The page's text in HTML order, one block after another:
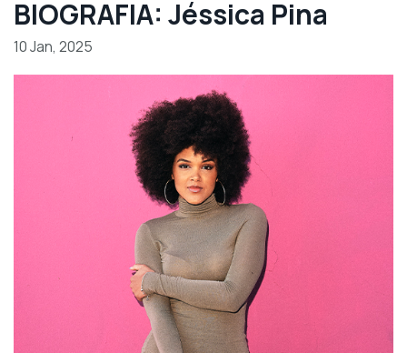
BIOGRAFIA: Jéssica Pina
10 Jan, 2025